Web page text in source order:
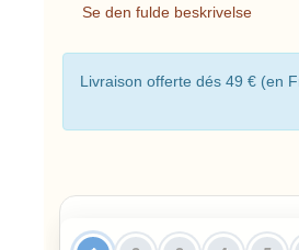
Se den fulde beskrivelse
Livraison offerte dés 49 € (en